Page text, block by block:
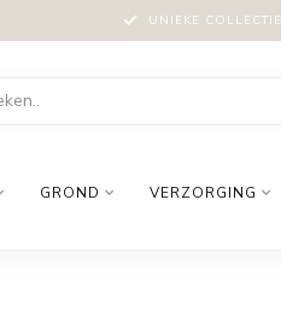
UNIEKE COLLECTIE
GROND VERZORGING